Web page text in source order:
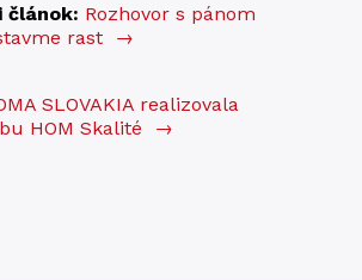
článok: Rozhovor s pánom
rast
→
SLOVAKIA realizovala
HOM Skalité
→